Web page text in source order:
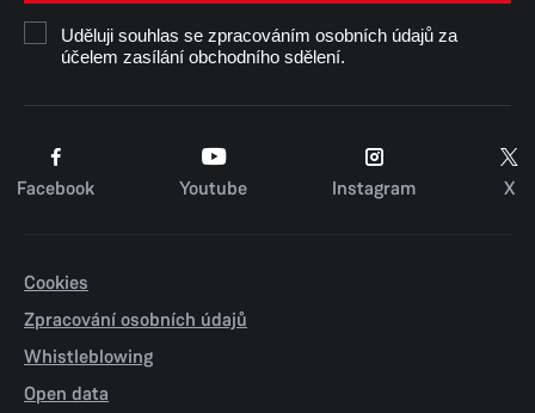
Uděluji souhlas se zpracováním osobních údajů za
účelem zasílání obchodního sdělení.
Facebook Youtube Instagram X
Cookies
Zpracování osobních údajů
Whistleblowing
Open data